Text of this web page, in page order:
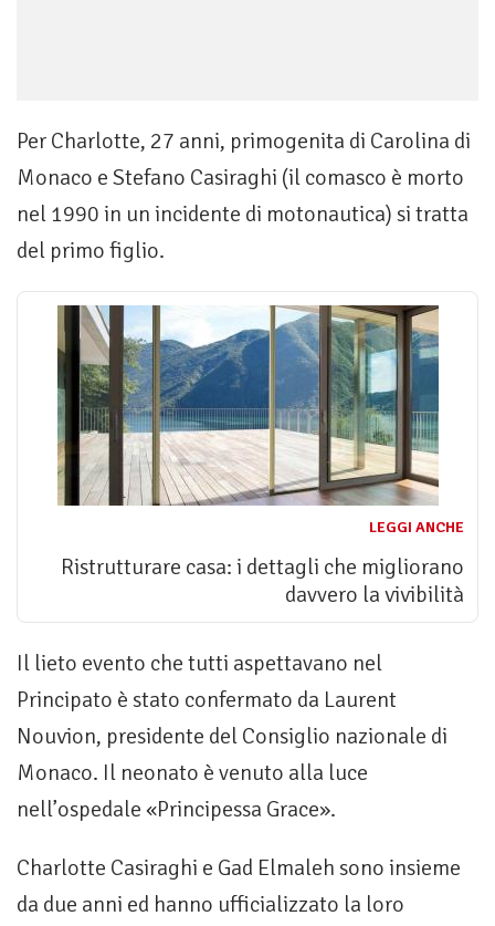
Per Charlotte, 27 anni, primogenita di Carolina di
Monaco e Stefano Casiraghi (il comasco è morto
nel 1990 in un incidente di motonautica) si tratta
del primo figlio.
LEGGI ANCHE
Ristrutturare casa: i dettagli che migliorano
davvero la vivibilità
Il lieto evento che tutti aspettavano nel
Principato è stato confermato da Laurent
Nouvion, presidente del Consiglio nazionale di
Monaco. Il neonato è venuto alla luce
nell’ospedale «Principessa Grace».
Charlotte Casiraghi e Gad Elmaleh sono insieme
da due anni ed hanno ufficializzato la loro